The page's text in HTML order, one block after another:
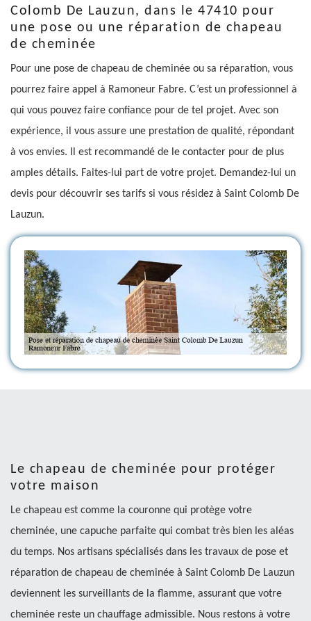
Colomb De Lauzun, dans le 47410 pour
une pose ou une réparation de chapeau
de cheminée
Pour une pose de chapeau de cheminée ou sa réparation, vous
pourrez faire appel à Ramoneur Fabre. C’est un professionnel à
qui vous pouvez faire confiance pour de tel projet. Avec son
expérience, il vous assure une prestation de qualité, répondant
à vos envies. Il est recommandé de le contacter pour de plus
amples détails. Faites-lui part de votre projet. Demandez-lui un
devis pour découvrir ses tarifs si vous résidez à Saint Colomb De
Lauzun.
Le chapeau de cheminée pour protéger
votre maison
Le chapeau est comme la couronne qui protège votre
cheminée, une capuche parfaite qui combat très bien les aléas
du temps. Nos artisans spécialisés dans les travaux de pose et
réparation de chapeau de cheminée à Saint Colomb De Lauzun
deviennent les surveillants de la flamme, assurant que votre
cheminée reste un chauffage admissible. Nous restons à votre